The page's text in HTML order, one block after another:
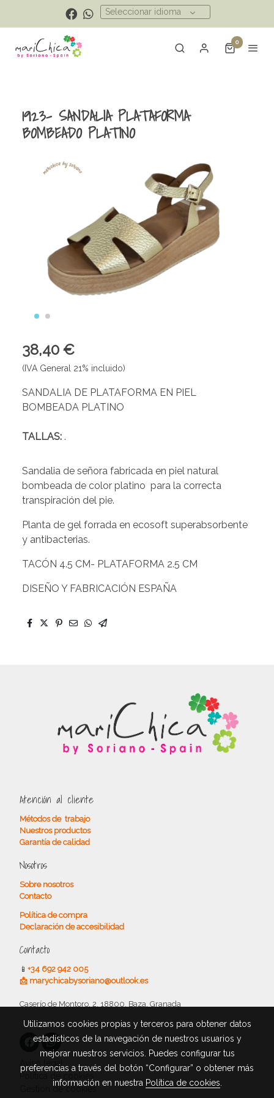
Seleccionar idioma
0
1923- SANDALIA PLATAFORMA
BOMBEADO PLATINO
38,40 €
(IVA General 21% incluido)
SANDALIA DE PLATAFORMA EN PIEL
BOMBEADA PLATINO
TALLAS: .
Sandalia de señora fabricada en piel natural
bombeada de color platino para la correcta
transpiración del pie.
Planta de gel forrada en ecosoft superabsorbente
y antibacterias.
TACÓN 4.5 CM- PLATAFORMA 2.5 CM
DISEÑO Y FABRICACIÓN ESPAÑA
Atención al cliente
Métodos de trabajo
Nuestros productos
Garantía de calidad
Nosotros
Sobre nosotros
Contacto
Política de compra
Declaración de accesibilidad
Contacto
📱 +34 692 942 005
📩 marychicabysoriano@outlook.es
Caserío de Montoro, 2, 18800, Baza, Granada
Aviso legal
Política de cookies
Gestión de cookies
Utilizamos cookies propias y terceros para obtener datos
estadísticos de la navegación de nuestros usuarios y
mejorar nuestros servicios. Puedes configurar tus
preferencias a través del botón “Configurar” o obtener más
información en nuestra Política de cookies